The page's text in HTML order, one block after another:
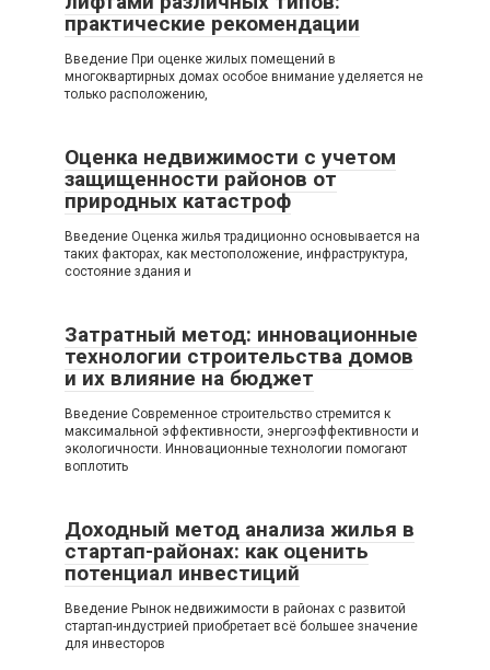
практические рекомендации
Введение При оценке жилых помещений в
многоквартирных домах особое внимание уделяется не
только расположению,
Оценка недвижимости с учетом
защищенности районов от
природных катастроф
Введение Оценка жилья традиционно основывается на
таких факторах, как местоположение, инфраструктура,
состояние здания и
Затратный метод: инновационные
технологии строительства домов
и их влияние на бюджет
Введение Современное строительство стремится к
максимальной эффективности, энергоэффективности и
экологичности. Инновационные технологии помогают
воплотить
Доходный метод анализа жилья в
стартап-районах: как оценить
потенциал инвестиций
Введение Рынок недвижимости в районах с развитой
стартап-индустрией приобретает всё большее значение
для инвесторов